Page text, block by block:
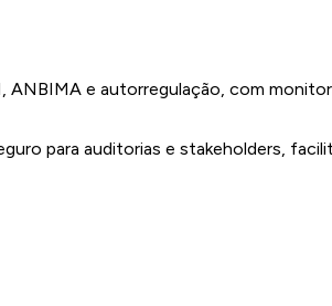
ANBIMA e autorregulação, com
para auditorias e stakeholders,